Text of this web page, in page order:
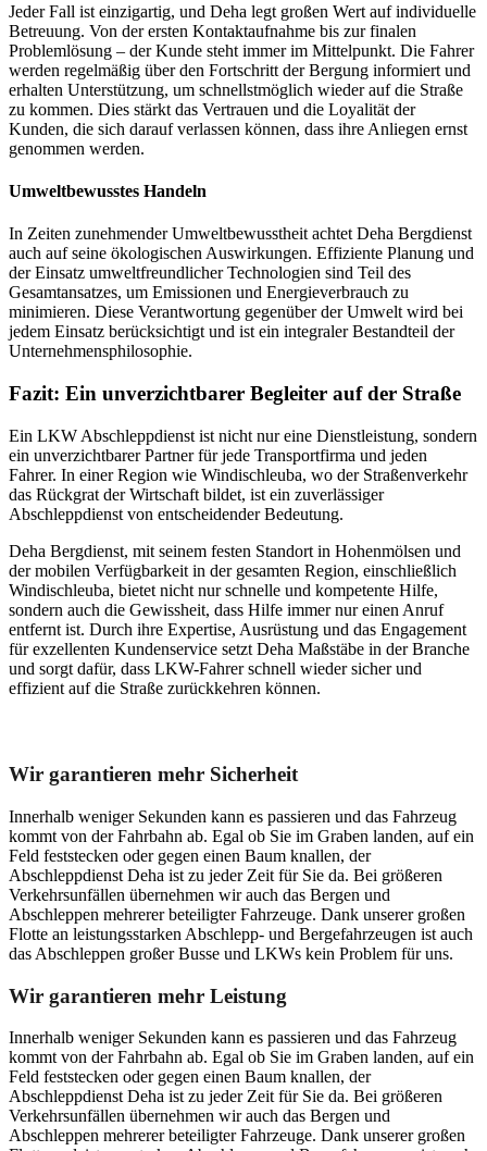
Jeder Fall ist einzigartig, und Deha legt großen Wert auf individuelle
Betreuung. Von der ersten Kontaktaufnahme bis zur finalen
Problemlösung – der Kunde steht immer im Mittelpunkt. Die Fahrer
werden regelmäßig über den Fortschritt der Bergung informiert und
erhalten Unterstützung, um schnellstmöglich wieder auf die Straße
zu kommen. Dies stärkt das Vertrauen und die Loyalität der
Kunden, die sich darauf verlassen können, dass ihre Anliegen ernst
genommen werden.
Umweltbewusstes Handeln
In Zeiten zunehmender Umweltbewusstheit achtet Deha Bergdienst
auch auf seine ökologischen Auswirkungen. Effiziente Planung und
der Einsatz umweltfreundlicher Technologien sind Teil des
Gesamtansatzes, um Emissionen und Energieverbrauch zu
minimieren. Diese Verantwortung gegenüber der Umwelt wird bei
jedem Einsatz berücksichtigt und ist ein integraler Bestandteil der
Unternehmensphilosophie.
Fazit: Ein unverzichtbarer Begleiter auf der Straße
Ein LKW Abschleppdienst ist nicht nur eine Dienstleistung, sondern
ein unverzichtbarer Partner für jede Transportfirma und jeden
Fahrer. In einer Region wie Windischleuba, wo der Straßenverkehr
das Rückgrat der Wirtschaft bildet, ist ein zuverlässiger
Abschleppdienst von entscheidender Bedeutung.
Deha Bergdienst, mit seinem festen Standort in Hohenmölsen und
der mobilen Verfügbarkeit in der gesamten Region, einschließlich
Windischleuba, bietet nicht nur schnelle und kompetente Hilfe,
sondern auch die Gewissheit, dass Hilfe immer nur einen Anruf
entfernt ist. Durch ihre Expertise, Ausrüstung und das Engagement
für exzellenten Kundenservice setzt Deha Maßstäbe in der Branche
und sorgt dafür, dass LKW-Fahrer schnell wieder sicher und
effizient auf die Straße zurückkehren können.
Wir garantieren mehr Sicherheit
Innerhalb weniger Sekunden kann es passieren und das Fahrzeug
kommt von der Fahrbahn ab. Egal ob Sie im Graben landen, auf ein
Feld feststecken oder gegen einen Baum knallen, der
Abschleppdienst Deha ist zu jeder Zeit für Sie da. Bei größeren
Verkehrsunfällen übernehmen wir auch das Bergen und
Abschleppen mehrerer beteiligter Fahrzeuge. Dank unserer großen
Flotte an leistungsstarken Abschlepp- und Bergefahrzeugen ist auch
das Abschleppen großer Busse und LKWs kein Problem für uns.
Wir garantieren mehr Leistung
Innerhalb weniger Sekunden kann es passieren und das Fahrzeug
kommt von der Fahrbahn ab. Egal ob Sie im Graben landen, auf ein
Feld feststecken oder gegen einen Baum knallen, der
Abschleppdienst Deha ist zu jeder Zeit für Sie da. Bei größeren
Verkehrsunfällen übernehmen wir auch das Bergen und
Abschleppen mehrerer beteiligter Fahrzeuge. Dank unserer großen